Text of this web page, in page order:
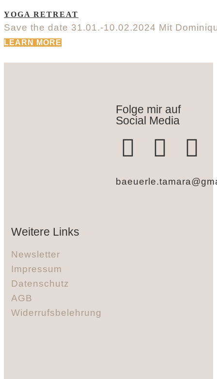
YOGA RETREAT
Save the date 31.01.-10.02.2024 Mit
LEARN MORE
Folge mir auf
Social Media
Weitere Links
Newsletter
Impressum
Datenschutz
AGB
Widerrufsbelehrung